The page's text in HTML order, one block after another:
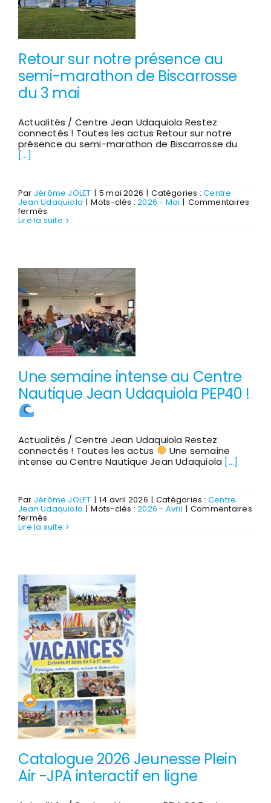
Retour sur notre présence au
semi-marathon de Biscarrosse
du 3 mai
Actualités / Centre Jean Udaquiola Restez
connectés ! Toutes les actus Retour sur notre
présence au semi-marathon de Biscarrosse du
[...]
Par Jérôme JOLET | 5 mai 2026 | Catégories :Centre
Jean Udaquiola | Mots-clés :2026 - Mai | Commentaires
fermés
Retour
semi-
marathon
de
Biscarrosse
du
3
mai
Lire la suite
Une semaine intense au Centre
Nautique Jean Udaquiola PEP40 !
Actualités / Centre Jean Udaquiola Restez
connectés ! Toutes les actus
Une semaine
intense au Centre Nautique Jean Udaquiola [...]
Par Jérôme JOLET | 14 avril 2026 | Catégories : Centre
Jean Udaquiola | Mots-clés :2026 - Avril | Commentaires
fermés
Une
Udaquiola
PEP40
!
Lire la suite
Catalogue 2026 Jeunesse Plein
Air -JPA interactif en ligne